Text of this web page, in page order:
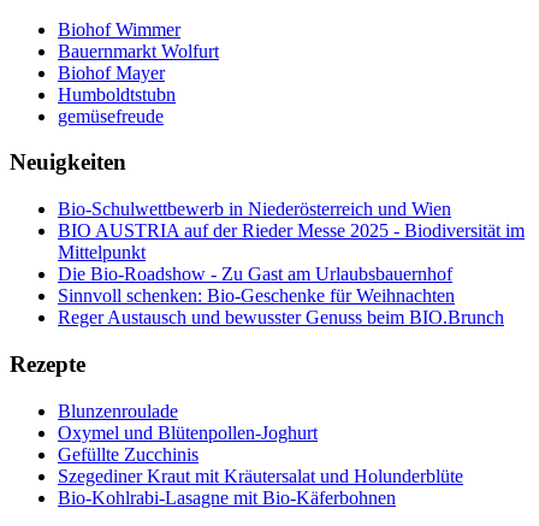
Biohof Wimmer
Bauernmarkt Wolfurt
Biohof Mayer
Humboldtstubn
gemüsefreude
Neuigkeiten
Bio-Schulwettbewerb in Niederösterreich und Wien
BIO AUSTRIA auf der Rieder Messe 2025 - Biodiversität im
Mittelpunkt
Die Bio-Roadshow - Zu Gast am Urlaubsbauernhof
Sinnvoll schenken: Bio-Geschenke für Weihnachten
Reger Austausch und bewusster Genuss beim BIO.Brunch
Rezepte
Blunzenroulade
Oxymel und Blütenpollen-Joghurt
Gefüllte Zucchinis
Szegediner Kraut mit Kräutersalat und Holunderblüte
Bio-Kohlrabi-Lasagne mit Bio-Käferbohnen